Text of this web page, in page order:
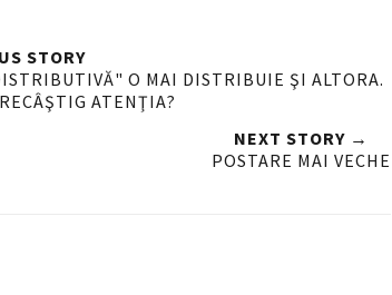
n
G
STORY
O MAI DISTRIBUIE ŞI ALTORA.
ATENŢIA?
NEXT STORY →
POSTARE MAI VECHE